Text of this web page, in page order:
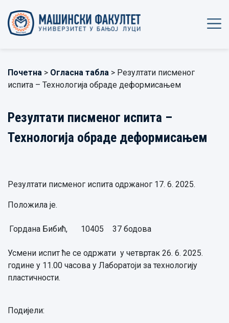
Почетна > Огласна табла > Резултати писменог
испита – Технологија обраде деформисањем
Резултати писменог испита –
Технологија обраде деформисањем
Резултати писменог испита одржаног 17. 6. 2025.
Положила је.
Гордана Бибић, 10405 37 бодова
Усмени испит ће се одржати у четвртак 26. 6. 2025.
године у 11.00 часова у Лаборатоји за технологију
пластичности.
Подијели: